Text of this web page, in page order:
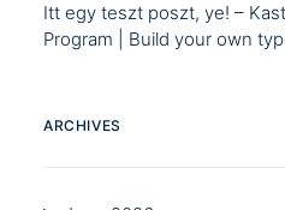
Itt egy teszt poszt, ye! –
Program | Build your own
ARCHIVES